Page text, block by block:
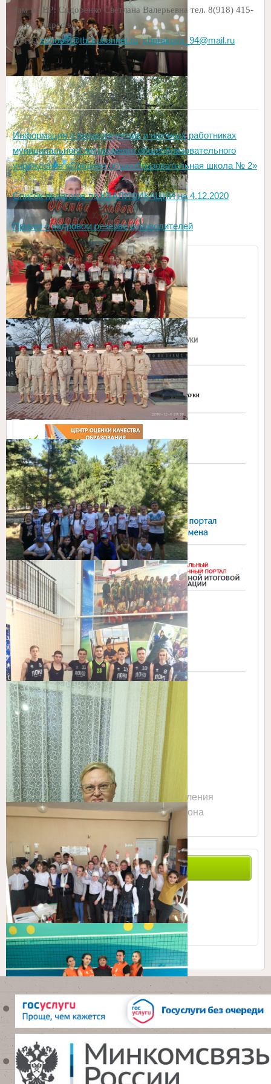
Зам по ВР: Сидоренко Светлана Валерьевна тел. 8(918) 415-
73-60, Адрес эл.
почтыschool2@tbl.kubannet.ru,chprakova_94@mail.ru
Информация о педагогических и научных работниках
муниципального автономного общеобразовательного
учреждения «Средняя общеобразовательная школа № 2»
Список педагогов по КВАЛИФИКАЦИИ на 4.12.2020
Приказ о кадровом резерве руководителей
МОНиМП КК
Сайт Управления
образованием Тбилисского района
ПОИСК ПО САЙТУ